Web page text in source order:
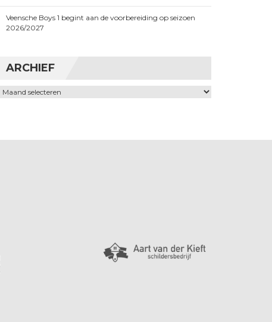
Veensche Boys 1 begint aan de voorbereiding op seizoen
2026/2027
ARCHIEF
Archief